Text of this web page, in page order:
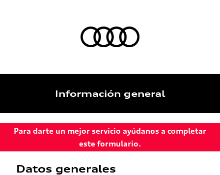
Información general
Para darte un mejor servicio ayúdanos a completar
este formulario.
Datos generales